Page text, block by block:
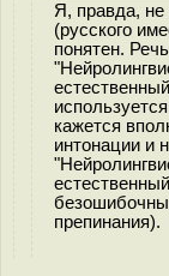
Я, правда, не
(русского
понятен.
кажется
интонации и
препинания).